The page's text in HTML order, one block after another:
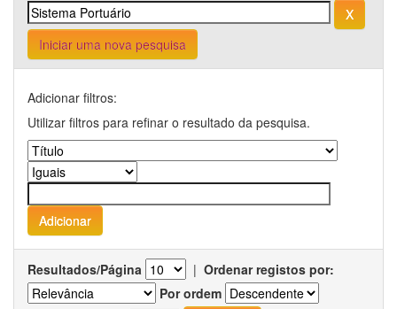
Iniciar uma nova pesquisa
Adicionar filtros:
Utilizar filtros para refinar o resultado da pesquisa.
Resultados/Página | Ordenar registos por:
Por ordem